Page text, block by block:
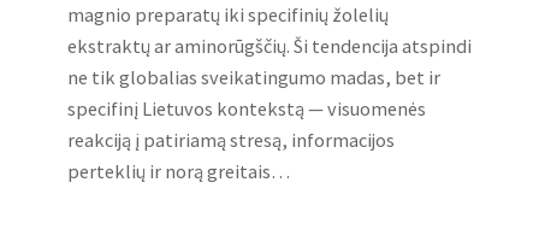
magnio preparatų iki specifinių žolelių
ekstraktų ar aminorūgščių. Ši tendencija atspindi
ne tik globalias sveikatingumo madas, bet ir
specifinį Lietuvos kontekstą — visuomenės
reakciją į patiriamą stresą, informacijos
perteklių ir norą greitais…